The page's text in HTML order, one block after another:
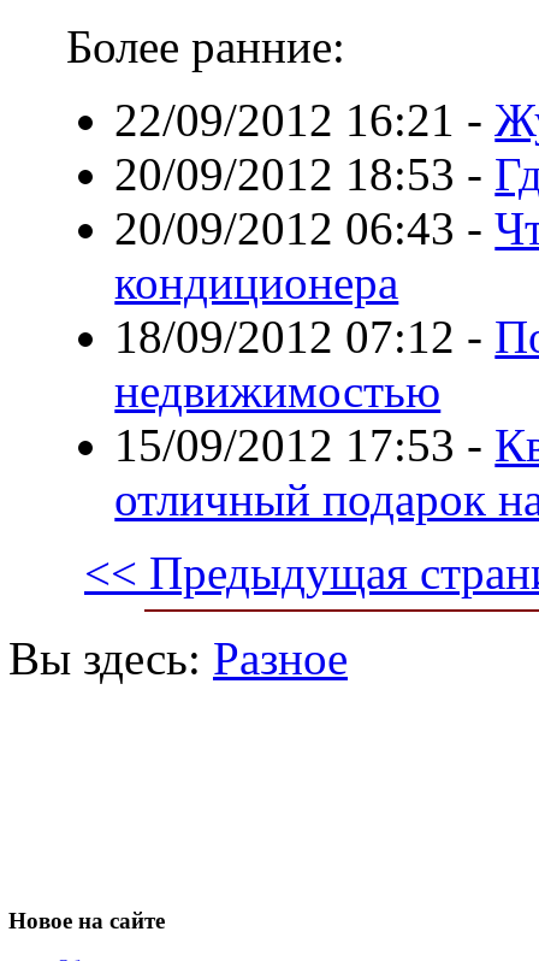
Более ранние:
22/09/2012 16:21 -
20/09/2012 18:53 -
20/09/2012 06:43 -
кондиционера
18/09/2012 07:12 -
недвижимостью
15/09/2012 17:53 -
отличный подарок
<< Предыдущая
Вы здесь: Разное
Новое на сайте